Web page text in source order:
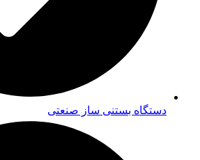
دستگاه بستنی ساز صنعتی